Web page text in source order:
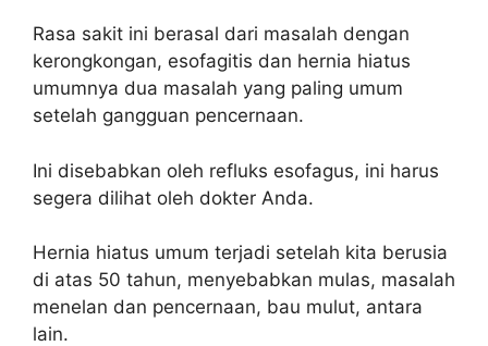
Rasa sakit ini berasal dari masalah dengan
kerongkongan, esofagitis dan hernia hiatus
umumnya dua masalah yang paling umum
setelah gangguan pencernaan.
Ini disebabkan oleh refluks esofagus, ini harus
segera dilihat oleh dokter Anda.
Hernia hiatus umum terjadi setelah kita berusia
di atas 50 tahun, menyebabkan mulas, masalah
menelan dan pencernaan, bau mulut, antara
lain.